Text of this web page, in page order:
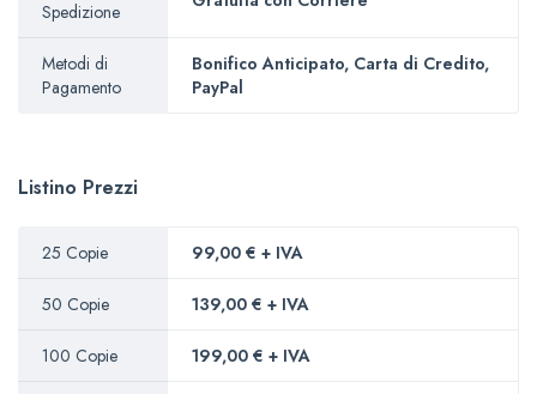
Spedizione
Metodi di
Pagamento
Bonifico Anticipato, Carta di Credito,
PayPal
Listino Prezzi
25 Copie 99,00 € + IVA
50 Copie 139,00 € + IVA
100 Copie 199,00 € + IVA